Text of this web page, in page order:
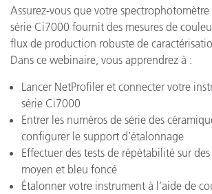
Assurez-vous que votre spectrophotomètre
série Ci7000 fournit des mesures de
flux de production robuste de
Dans ce webinaire, vous apprendrez à :
Lancer NetProfiler et connecter votre
série Ci7000
Entrer les numéros de série des
configurer le support d’étalonnage
Effectuer des tests de répétabilité sur
moyen et bleu foncé
Étalonner votre instrument à l’aide de